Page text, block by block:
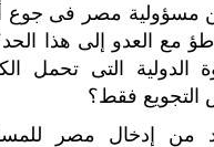
مسؤولية مصر فى
مع العدو إلى هذا
الدولية التى تحمل
التجويع فقط؟
من إدخال مصر